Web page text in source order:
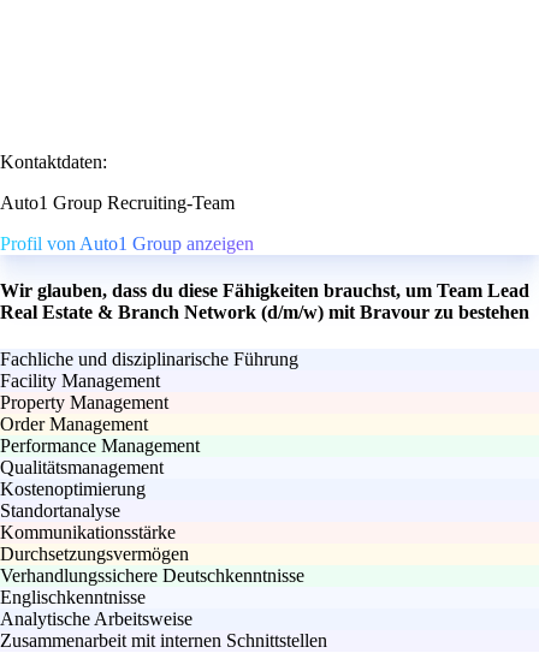
Kontaktdaten:
Auto1 Group Recruiting-Team
Profil von Auto1 Group anzeigen
Wir glauben, dass du diese Fähigkeiten brauchst, um Team Lead
Real Estate & Branch Network (d/m/w) mit Bravour zu bestehen
Fachliche und disziplinarische Führung
Facility Management
Property Management
Order Management
Performance Management
Qualitätsmanagement
Kostenoptimierung
Standortanalyse
Kommunikationsstärke
Durchsetzungsvermögen
Verhandlungssichere Deutschkenntnisse
Englischkenntnisse
Analytische Arbeitsweise
Zusammenarbeit mit internen Schnittstellen